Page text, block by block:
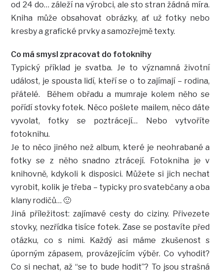
od 24 do… záleží na výrobci, ale sto stran žádná míra.
Kniha může obsahovat obrázky, ať už fotky nebo
kresby a grafické prvky a samozřejmě texty.
Co má smysl zpracovat do fotoknihy
Typický příklad je svatba. Je to významná životní
událost, je spousta lidí, kteří se o to zajímají – rodina,
přátelé. Během obřadu a mumraje kolem něho se
pořídí stovky fotek. Něco pošlete mailem, něco dáte
vyvolat, fotky se poztrácejí… Nebo vytvoříte
fotoknihu.
Je to něco jiného než album, které je neohrabané a
fotky se z něho snadno ztrácejí. Fotokniha je v
knihovně, kdykoli k disposici. Můžete si jich nechat
vyrobit, kolik je třeba – typicky pro svatebčany a oba
klany rodičů… 🙂
Jiná příležitost: zajímavé cesty do ciziny. Přivezete
stovky, nezřídka tisíce fotek. Zase se postavíte před
otázku, co s nimi. Každý asi máme zkušenost s
úporným zápasem, provázejícím výběr. Co vyhodit?
Co si nechat, až “se to bude hodit”? To jsou strašná